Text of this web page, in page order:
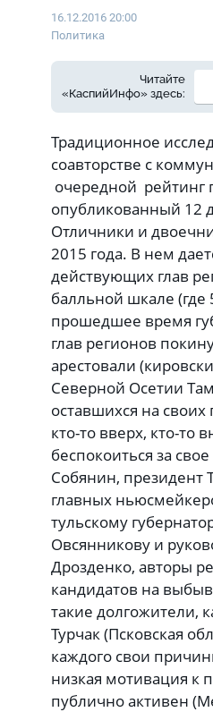
16.12.2016 20:00
Политика
Читайте
«КаспийИнфо» здесь:
Традиционное
соавторстве с
очередной рейтинг
опубликованный 12
Отличники и
2015 года. В нем
действующих глав
балльной шкале
прошедшее время
глав регионов
арестовали
Северной Осетии
оставшихся на
кто-то вверх, кто-то
беспокоиться за
Собянин, президент
главных
тульскому
Овсянникову и
Дрозденко, авторы
кандидатов на
такие долгожители,
Турчак (Псковская
каждого свои
низкая мотивация к
публично активен